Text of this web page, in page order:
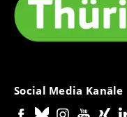
Social Media Kanäle